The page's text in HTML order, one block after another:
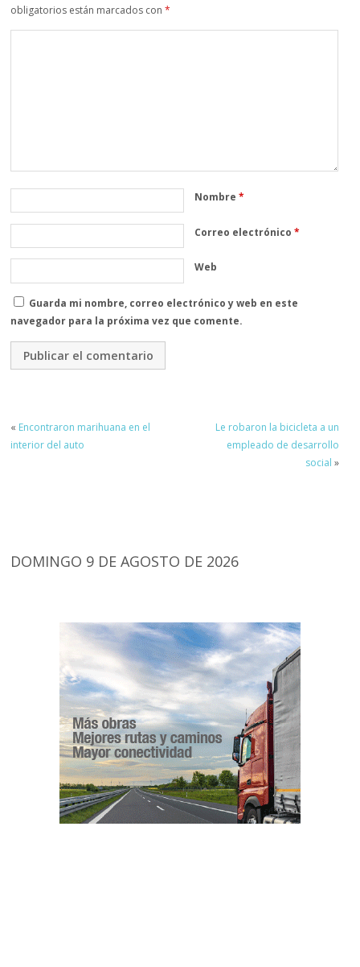
obligatorios están marcados con*
Nombre*
Correo electrónico*
Web
Guarda mi nombre, correo electrónico y web en este
navegador para la próxima vez que comente.
« Encontraron marihuana en el
interior del auto
Le robaron la bicicleta a un
empleado de desarrollo
social »
DOMINGO 9 DE AGOSTO DE 2026